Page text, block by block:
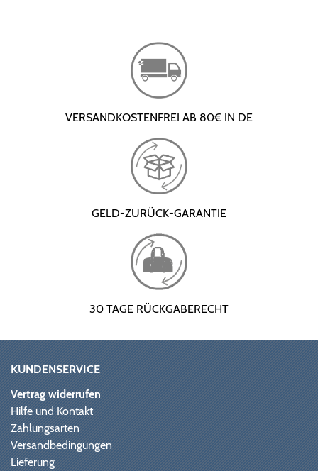
VERSANDKOSTENFREI AB 80€ IN DE
GELD-ZURÜCK-GARANTIE
30 TAGE RÜCKGABERECHT
KUNDENSERVICE
Vertrag widerrufen
Hilfe und Kontakt
Zahlungsarten
Versandbedingungen
Lieferung